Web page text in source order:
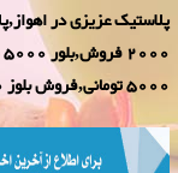
5000 تومانی,فروش بلوز 2000 تومانی,فروش بلور 5000 تومانی